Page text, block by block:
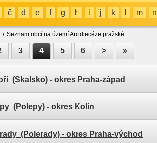
č d e f g h i j k m n
/ Seznam obcí na území Arcidiecéze pražské
3 4 5 6 > »
(Skalsko) - okres Praha-západ
(Polepy) - okres Kolín
(Polerady) - okres Praha-východ